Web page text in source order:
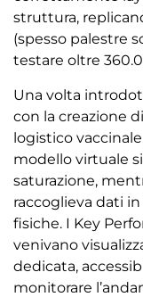
struttura,
(spesso palestre
testare oltre
Una volta
con la creazione
logistico
modello virtuale
saturazione,
raccoglieva dati
fisiche. I Key
venivano
dedicata,
monitorare